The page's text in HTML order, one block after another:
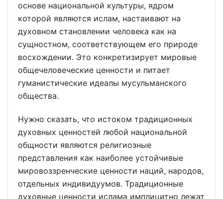
основе национальной культуры, ядром
которой являются ислам, настаивают на
духовном становлении человека как на
сущностном, соответствующем его природе
восхождении. Это конкретизирует мировые
общечеловеческие ценности и питает
гуманистические идеалы мусульманского
общества.
Нужно сказать, что истоком традиционных
духовных ценностей любой национальной
общности являются религиозные
представления как наиболее устойчивые
мировоззренческие ценности наций, народов,
отдельных индивидуумов. Традиционные
духовные ценности ислама имплицитно лежат